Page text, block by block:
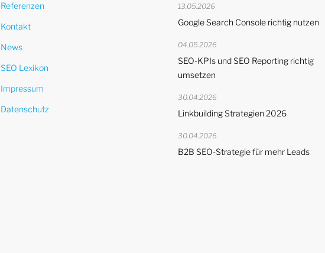
Referenzen
Kontakt
News
SEO Lexikon
Impressum
Datenschutz
13.05.2026
Google Search Console richtig nutzen
04.05.2026
SEO-KPIs und SEO Reporting richtig
umsetzen
30.04.2026
Linkbuilding Strategien 2026
30.04.2026
B2B SEO-Strategie für mehr Leads